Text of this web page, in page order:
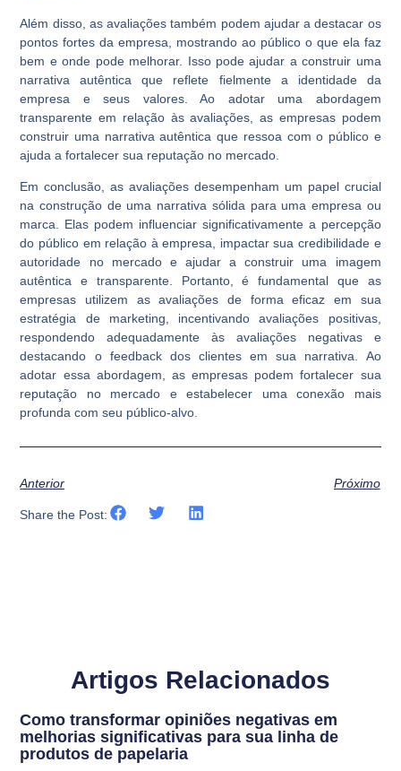
Além disso, as avaliações também podem ajudar a destacar os
pontos fortes da empresa, mostrando ao público o que ela faz
bem e onde pode melhorar. Isso pode ajudar a construir uma
narrativa autêntica que reflete fielmente a identidade da
empresa e seus valores. Ao adotar uma abordagem
transparente em relação às avaliações, as empresas podem
construir uma narrativa autêntica que ressoa com o público e
ajuda a fortalecer sua reputação no mercado.
Em conclusão, as avaliações desempenham um papel crucial
na construção de uma narrativa sólida para uma empresa ou
marca. Elas podem influenciar significativamente a percepção
do público em relação à empresa, impactar sua credibilidade e
autoridade no mercado e ajudar a construir uma imagem
autêntica e transparente. Portanto, é fundamental que as
empresas utilizem as avaliações de forma eficaz em sua
estratégia de marketing, incentivando avaliações positivas,
respondendo adequadamente às avaliações negativas e
destacando o feedback dos clientes em sua narrativa. Ao
adotar essa abordagem, as empresas podem fortalecer sua
reputação no mercado e estabelecer uma conexão mais
profunda com seu público-alvo.
Anterior Próximo
Share the Post:
Artigos Relacionados
Como transformar opiniões negativas em
melhorias significativas para sua linha de
produtos de papelaria